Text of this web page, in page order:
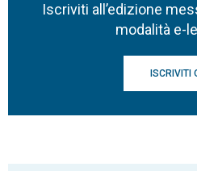
Iscriviti all’edizione
modalità e-
ISCRIVITI